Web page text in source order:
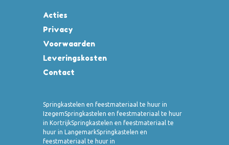
Acties
Privacy
Voorwaarden
Leveringskosten
Contact
Springkastelen en feestmateriaal te huur in
IzegemSpringkastelen en feestmateriaal te huur
in KortrijkSpringkastelen en feestmateriaal te
huur in LangemarkSpringkastelen en
feestmateriaal te huur in